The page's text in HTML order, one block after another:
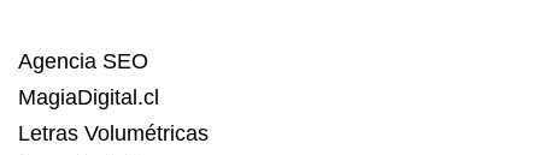
Agencia SEO
MagiaDigital.cl
Letras Volumétricas